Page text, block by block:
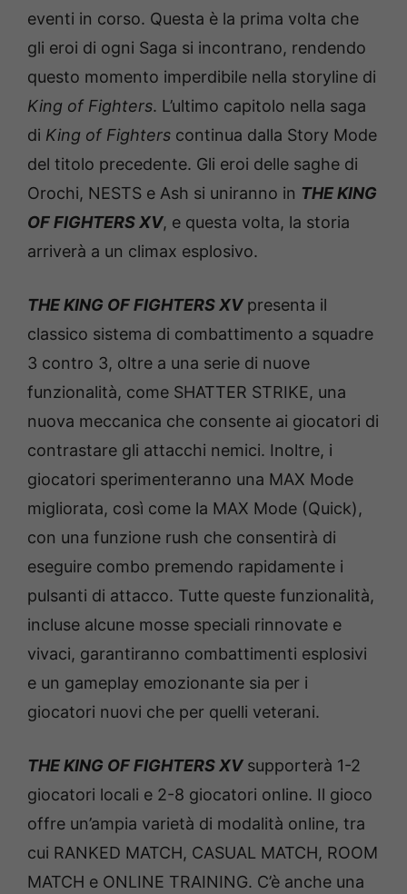
eventi in corso. Questa è la prima volta che
gli eroi di ogni Saga si incontrano, rendendo
questo momento imperdibile nella storyline di
King of Fighters. L’ultimo capitolo nella saga
di King of Fighters continua dalla Story Mode
del titolo precedente. Gli eroi delle saghe di
Orochi, NESTS e Ash si uniranno in THE KING
OF FIGHTERS XV, e questa volta, la storia
arriverà a un climax esplosivo.
THE KING OF FIGHTERS XVpresenta il
classico sistema di combattimento a squadre
3 contro 3, oltre a una serie di nuove
funzionalità, come SHATTER STRIKE, una
nuova meccanica che consente ai giocatori di
contrastare gli attacchi nemici. Inoltre, i
giocatori sperimenteranno una MAX Mode
migliorata, così come la MAX Mode (Quick),
con una funzione rush che consentirà di
eseguire combo premendo rapidamente i
pulsanti di attacco. Tutte queste funzionalità,
incluse alcune mosse speciali rinnovate e
vivaci, garantiranno combattimenti esplosivi
e un gameplay emozionante sia per i
giocatori nuovi che per quelli veterani.
THE KING OF FIGHTERS XVsupporterà 1-2
giocatori locali e 2-8 giocatori online. Il gioco
offre un’ampia varietà di modalità online, tra
cui RANKED MATCH, CASUAL MATCH, ROOM
MATCH e ONLINE TRAINING. C’è anche una